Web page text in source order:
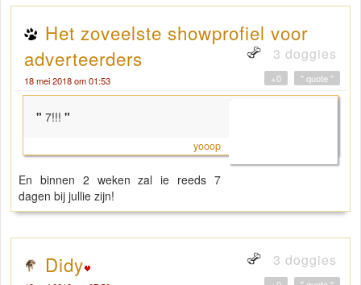
Het zoveelste showprofiel voor
adverteerders
3 doggies
18 mei 2018 om 01:53 " quote "
+0
" 7!!! "
yooop
En binnen 2 weken zal ie reeds 7
dagen bij jullie zijn!
Didy 3 doggies